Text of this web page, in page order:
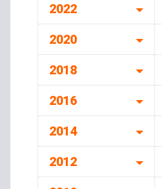
2022
2020
2018
2016
2014
2012